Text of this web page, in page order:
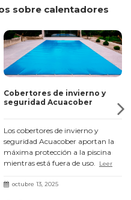
sobre calentadores
Cobertores de invierno y
seguridad Acuacober
Los cobertores de invierno y
seguridad Acuacober aportan la
máxima protección a la piscina
mientras está fuera de uso.
Leer
octubre 13, 2025